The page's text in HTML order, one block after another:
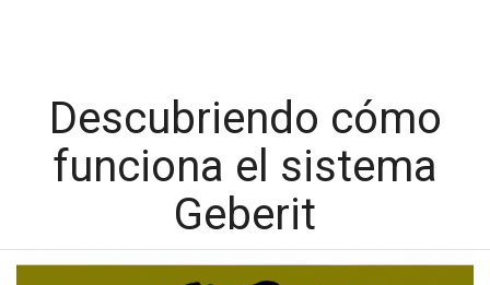
Descubriendo cómo
funciona el sistema
Geberit